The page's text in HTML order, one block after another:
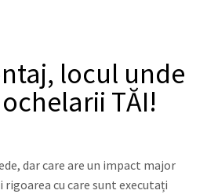
locul unde
TĂI!
dar care are un impact major
cu care sunt executați